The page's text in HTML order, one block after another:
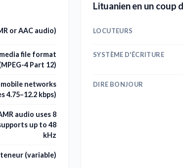
or AAC audio)
file format
4 Part 12)
networks
4.75–12.2 kbps)
audio uses 8
up to 48
kHz
(variable)
Lituanien en un coup
LOCUTEURS
SYSTÈME D'ÉCRITURE
DIRE BONJOUR